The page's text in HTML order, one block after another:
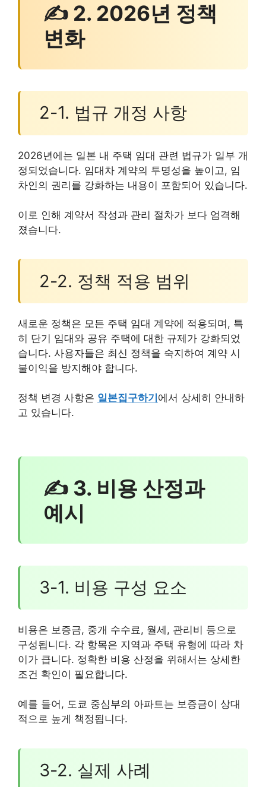
✍ 2. 2026년 정책
변화
2-1. 법규 개정 사항
2026년에는 일본 내 주택 임대 관련 법규가 일부 개
정되었습니다. 임대차 계약의 투명성을 높이고, 임
차인의 권리를 강화하는 내용이 포함되어 있습니다.
이로 인해 계약서 작성과 관리 절차가 보다 엄격해
졌습니다.
2-2. 정책 적용 범위
새로운 정책은 모든 주택 임대 계약에 적용되며, 특
히 단기 임대와 공유 주택에 대한 규제가 강화되었
습니다. 사용자들은 최신 정책을 숙지하여 계약 시
불이익을 방지해야 합니다.
정책 변경 사항은 일본집구하기 에서 상세히 안내하
고 있습니다.
✍ 3. 비용 산정과
예시
3-1. 비용 구성 요소
비용은 보증금, 중개 수수료, 월세, 관리비 등으로
구성됩니다. 각 항목은 지역과 주택 유형에 따라 차
이가 큽니다. 정확한 비용 산정을 위해서는 상세한
조건 확인이 필요합니다.
예를 들어, 도쿄 중심부의 아파트는 보증금이 상대
적으로 높게 책정됩니다.
3-2. 실제 사례